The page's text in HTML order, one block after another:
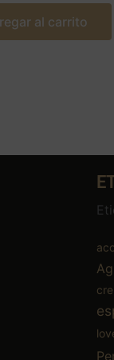
al carrito